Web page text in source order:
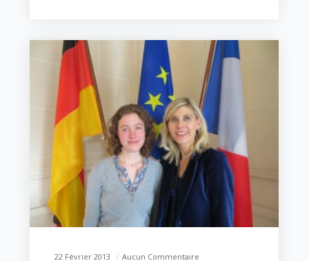
22 Février 2013
Aucun Commentaire